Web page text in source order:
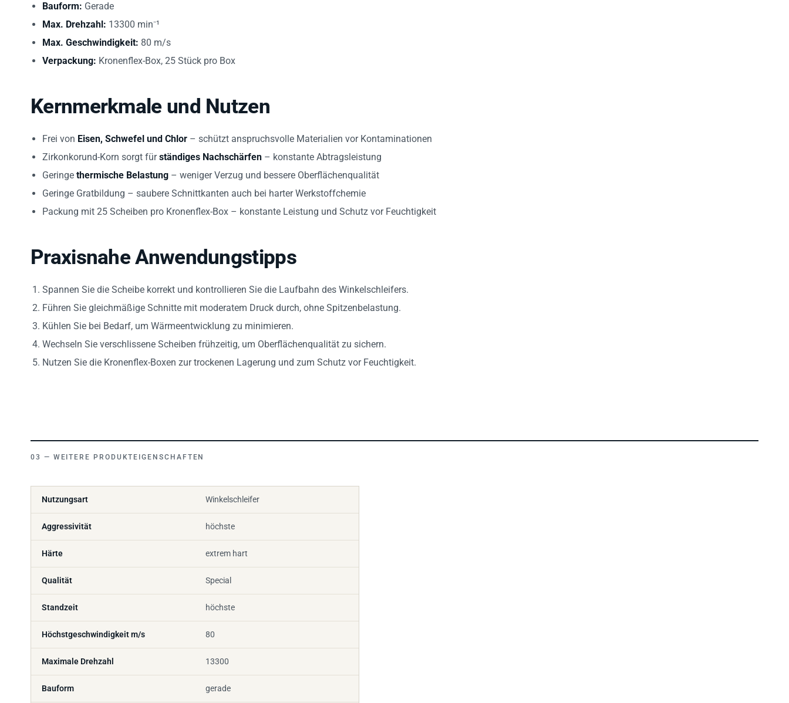
Bauform: Gerade
Max. Drehzahl: 13300 min⁻¹
Max. Geschwindigkeit: 80 m/s
Verpackung: Kronenflex-Box, 25 Stück pro Box
Kernmerkmale und Nutzen
Frei von Eisen, Schwefel und Chlor – schützt anspruchsvolle Materialien vor Kontaminationen
Zirkonkorund-Korn sorgt fürständiges Nachschärfen – konstante Abtragsleistung
Geringe thermische Belastung – weniger Verzug und bessere Oberflächenqualität
Geringe Gratbildung – saubere Schnittkanten auch bei harter Werkstoffchemie
Packung mit 25 Scheiben pro Kronenflex-Box – konstante Leistung und Schutz vor Feuchtigkeit
Praxisnahe Anwendungstipps
Spannen Sie die Scheibe korrekt und kontrollieren Sie die Laufbahn des Winkelschleifers.
Führen Sie gleichmäßige Schnitte mit moderatem Druck durch, ohne Spitzenbelastung.
Kühlen Sie bei Bedarf, um Wärmeentwicklung zu minimieren.
Wechseln Sie verschlissene Scheiben frühzeitig, um Oberflächenqualität zu sichern.
Nutzen Sie die Kronenflex-Boxen zur trockenen Lagerung und zum Schutz vor Feuchtigkeit.
WEITERE PRODUKTEIGENSCHAFTEN
Nutzungsart Winkelschleifer
Aggressivität höchste
Härte extrem hart
Qualität Special
Standzeit höchste
Höchstgeschwindigkeit m/s 80
Maximale Drehzahl 13300
Bauform gerade